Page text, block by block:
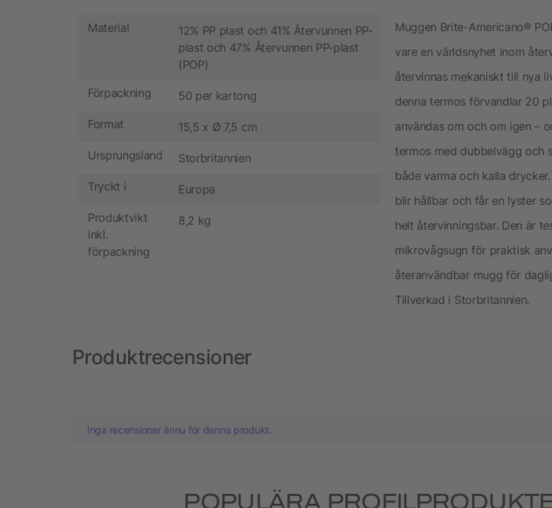
Material
12% PP plast och 41% Återvunnen PP-
plast och 47% Återvunnen PP-plast
(POP)
Förpackning 50 per kartong
Format 15,5 x Ø 7,5 cm
Ursprungsland Storbritannien
Tryckt i Europa
Produktvikt
inkl.
förpackning
8,2 kg
Muggen Brite-Americano®
vare en världsnyhet inom
återvinnas mekaniskt till nya
denna termos förvandlar 20
användas om och om igen –
termos med dubbelvägg och
både varma och kalla
blir hållbar och får en lyster
helt återvinningsbar. Den är
mikrovågsugn för praktisk
återanvändbar mugg för
Tillverkad i Storbritannien.
Produktrecensioner
Inga recensioner ännu för denna produkt.
POPULÄRA